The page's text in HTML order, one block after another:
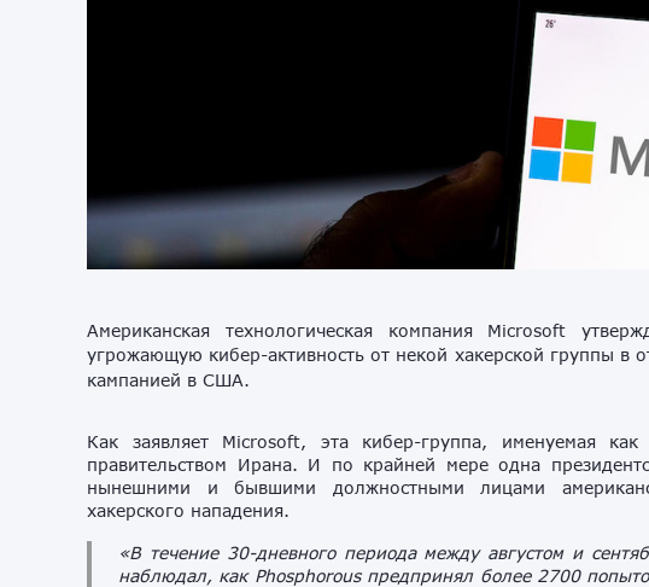
Американская технологическая компания Microsoft
угрожающую кибер-активность от некой хакерской группы в
кампанией в США.
Как заявляет Microsoft, эта кибер-группа, именуемая
правительством Ирана. И по крайней мере одна
нынешними и бывшими должностными лицами
хакерского нападения.
«В течение 30-дневного периода между августом и
наблюдал, как Phosphorous предпринял более 2700